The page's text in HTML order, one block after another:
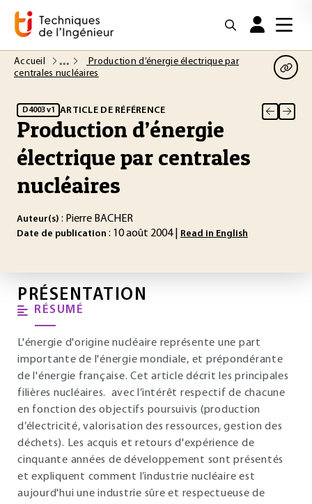
Accueil
Production d’énergie électrique par
centrales nucléaires
D4003 v1 ARTICLE DE RÉFÉRENCE
Production d’énergie
électrique par centrales
nucléaires
Auteur(s) : Pierre BACHER
Date de publication : 10 août 2004 | Read in English
PRÉSENTATION
RÉSUMÉ
L'énergie d'origine nucléaire représente une part
importante de l'énergie mondiale, et prépondérante
de l'énergie française. Cet article décrit les principales
filières nucléaires. avec l’intérêt respectif de chacune
en fonction des objectifs poursuivis (production
d’électricité, valorisation des ressources, gestion des
déchets). Les acquis et retours d'expérience de
cinquante années de développement sont présentés
et expliquent comment l’industrie nucléaire est
aujourd'hui une industrie sûre et respectueuse de